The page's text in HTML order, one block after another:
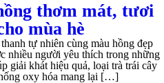
thơm mát, tươi
mùa hè
tự nhiên cùng màu hồng đẹp
nhiều người yêu thích trong những
giải khát hiệu quả, loại trà trái cây
oxy hóa mang lại […]